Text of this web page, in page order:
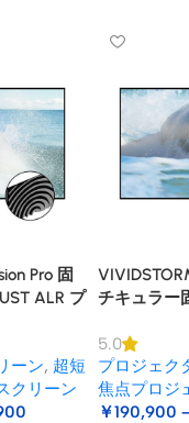
Pro 固
ALR プ
ーン, 超短
クリーン
チキュラー
5.0
プロジェク
焦点プロジ
￥190,900